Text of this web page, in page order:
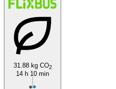
31.88 kg CO2
14 h 10 min